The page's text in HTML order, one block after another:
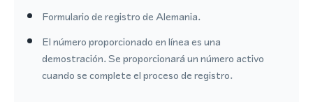
Formulario de registro de Alemania.
El número proporcionado en línea es una
demostración. Se proporcionará un número activo
cuando se complete el proceso de registro.